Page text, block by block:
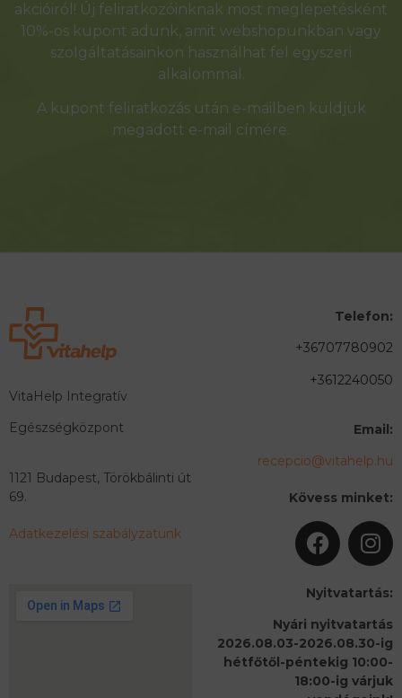
akcióiról! Új feliratkozóinknak most meglepetésként
10%-os kupont adunk, amit webshopunkban vagy
szolgáltatásainkon használhat fel egyszeri
alkalommal.
A kupont feliratkozás után e-mailben küldjük
megadott e-mail címére.
VitaHelp Integratív
Egészségközpont
1121 Budapest, Törökbálinti út
69.
Adatkezelési szabályzatunk
Telefon:
+36707780902
+3612240050
Email:
recepcio@vitahelp.hu
Kövess minket:
Nyitvatartás:
Nyári nyitvatartás
2026.08.03-2026.08.30-ig
hétfőtől-péntekig 10:00-
18:00-ig várjuk